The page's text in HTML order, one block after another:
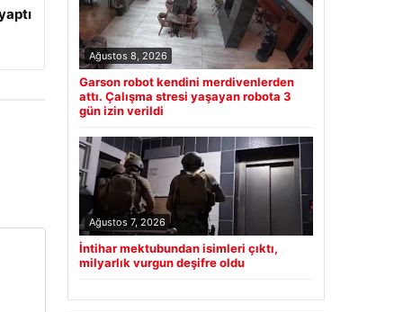
Ağustos 8, 2026
Garson robot kendini merdivenlerden
attı. Çalışma stresi yaşayan robota 3
gün izin verildi
Ağustos 7, 2026
İntihar mektubundan isimleri çıktı,
milyarlık vurgun deşifre oldu